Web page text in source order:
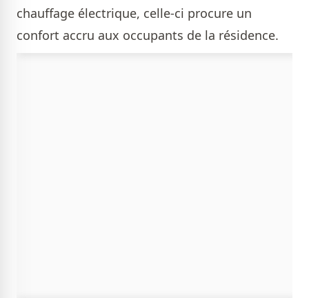
chauffage électrique, celle-ci procure un
confort accru aux occupants de la résidence.